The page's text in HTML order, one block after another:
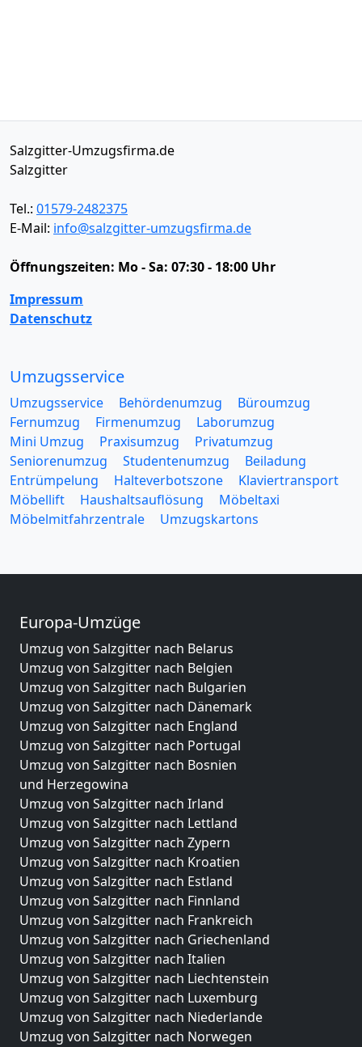
Salzgitter-Umzugsfirma.de
Salzgitter
Tel.: 01579-2482375
E-Mail: info@salzgitter-umzugsfirma.de
Öffnungszeiten: Mo - Sa: 07:30 - 18:00 Uhr
Impressum
Datenschutz
Umzugsservice
Umzugsservice Behördenumzug
Büroumzug
Fernumzug
Firmenumzug
Laborumzug
Mini Umzug
Praxisumzug
Privatumzug
Seniorenumzug
Studentenumzug
Beiladung
Entrümpelung
Halteverbotszone
Klaviertransport
Möbellift
Haushaltsauflösung
Möbeltaxi
Möbelmitfahrzentrale
Umzugskartons
Europa-Umzüge
Umzug von Salzgitter nach Belarus
Umzug von Salzgitter nach Belgien
Umzug von Salzgitter nach Bulgarien
Umzug von Salzgitter nach Dänemark
Umzug von Salzgitter nach England
Umzug von Salzgitter nach Portugal
Umzug von Salzgitter nach Bosnien
und Herzegowina
Umzug von Salzgitter nach Irland
Umzug von Salzgitter nach Lettland
Umzug von Salzgitter nach Zypern
Umzug von Salzgitter nach Kroatien
Umzug von Salzgitter nach Estland
Umzug von Salzgitter nach Finnland
Umzug von Salzgitter nach Frankreich
Umzug von Salzgitter nach Griechenland
Umzug von Salzgitter nach Italien
Umzug von Salzgitter nach Liechtenstein
Umzug von Salzgitter nach Luxemburg
Umzug von Salzgitter nach Niederlande
Umzug von Salzgitter nach Norwegen